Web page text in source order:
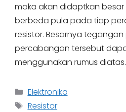
maka akan didaptkan
berbeda pula pada tiap
resistor. Besarnya
percabangan tersebut
menggunakan rumus diatas.
Categories
Elektronika
Tags
Resistor